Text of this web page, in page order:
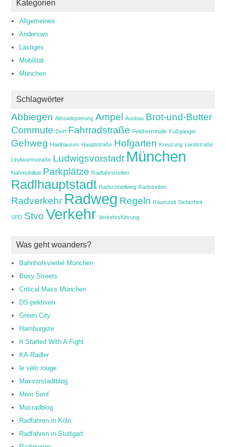
Kategorien
Allgemeines
Anderswo
Lästiges
Mobilität
München
Schlagwörter
Abbiegen Altstadtquerung Ampel Ausbau Brot-und-Butter
Commute Dorf Fahrradstraße Feldherrnhalle Fußgänger
Gehweg Haidhausen Hauptstraße Hofgarten Kreuzung Landstraße
Lindwurmstraße Ludwigsvorstadt München
Nahmobilität Parkplätze Radfahrstreifen
Radlhauptstadt Radschnellweg Radstreifen
Radverkehr Radweg Regeln Räumzeit Sicherheit
SPD Stvo Verkehr Verkehrsführung
Was geht woanders?
Bahnhofsviertel München
Busy Streets
Critical Mass München
DS-pektiven
Green City
Hamburgize
It Started With A Fight
KA-Radler
le vélo rouge
Maxvorstadtblog
Mein Senf
Mucradblog
Radfahren in Köln
Radfahren in Stuttgart